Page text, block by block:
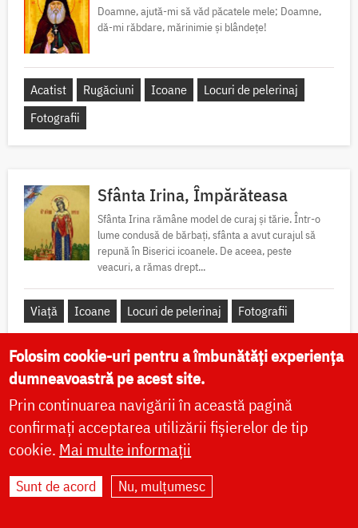
Doamne, ajută-mi să văd păcatele mele; Doamne,
dă-mi răbdare, mărinimie şi blândeţe!
Acatist Rugăciuni Icoane
Locuri de pelerinaj
Fotografii
Sfânta Irina, Împărăteasa
Sfânta Irina rămâne model de curaj și tărie. Într-o
lume condusă de bărbați, sfânta a avut curajul să
repună în Biserici icoanele. De aceea, peste
veacuri, a rămas drept...
Viață Icoane Locuri de pelerinaj Fotografii
Sfântul Sfinţit Mucenic Narcis, Patriarhul
Ierusalimului
Sfântul Cuvios Mucenic
Folosim cookie-uri pentru a îmbunătăți experiența
dumneavoastră pe acest site.
Prin continuarea navigării în această pagină
confirmați acceptarea utilizării fișierelor de tip
cookie. Mai multe informații
Sunt de acord Nu, mulțumesc